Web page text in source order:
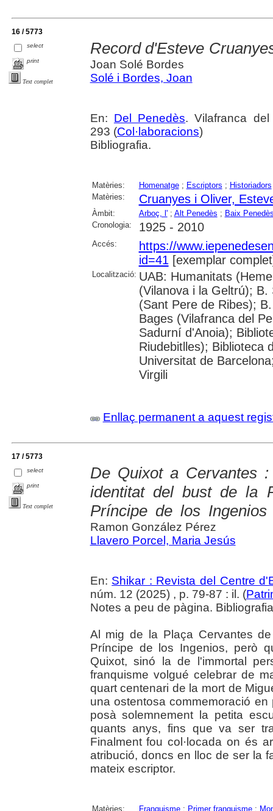
16 / 5773
select
print
Text complet
Record d'Esteve
Joan Solé Bordes
Solé i Bordes, Joan
En: Del Penedès. Vilafranca
293 (Col·laboracions)
Bibliografia.
Matèries: Homenatge; Escriptors ; Historiadors
Matèries:
Cruanyes i Oliver,
Àmbit: Arboç, l'; Alt Penedès ; Baix
Cronologia:
1925 - 2010
Accés:
https://
id=41 [exemplar
Localització: UAB: Humanitats
(Vilanova i la Geltrú);
(Sant Pere de Ribes);
Bages (Vilafranca del
Sadurní d'Anoia);
Riudebitlles); Biblioteca
Universitat de
Virgili
Enllaç permanent a aquest
17 / 5773
select
print
Text complet
De Quixot a Cervantes
identitat del bust de la
Príncipe de los Ingenios
Ramon González Pérez
Llavero Porcel, Maria Jesús
En: Shikar : Revista del Centre
núm. 12 (2025) , p. 79-87 : il. (
Notes a peu de pàgina.
Al mig de la Plaça Cervantes
Príncipe de los Ingenios, però
Quixot, sinó la de l'immortal
franquisme volgué celebrar de
quart centenari de la mort de
una ostentosa commemoració
posà solemnement la petita
quants anys, fins que va ser
Finalment fou col·locada on és
atribució, doncs en lloc de ser la
mateix escriptor.
Matèries: Franquisme; Primer franquisme;